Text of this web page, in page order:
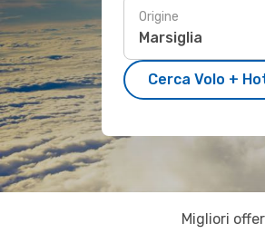
Origine
Cerca Volo +
Migliori